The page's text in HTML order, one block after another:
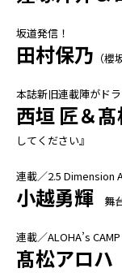
坂道発信！
田村保乃 （櫻
本誌新旧連載陣がド
西垣 匠＆
してください』
連載／2.5 Dimension
小越勇輝 舞
連載／ALOHA’s CAMP
髙松アロハ